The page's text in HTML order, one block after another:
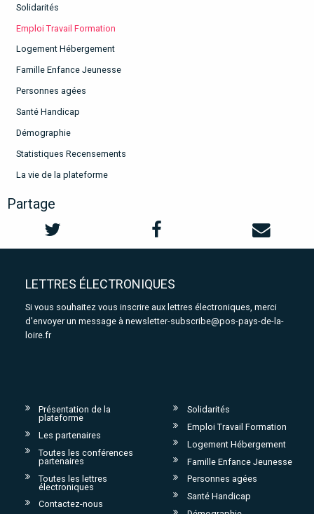
Solidarités
Emploi Travail Formation
Logement Hébergement
Famille Enfance Jeunesse
Personnes agées
Santé Handicap
Démographie
Statistiques Recensements
La vie de la plateforme
Partage
LETTRES ÉLECTRONIQUES
Si vous souhaitez vous inscrire aux lettres électroniques, merci
d'envoyer un message à newsletter-subscribe@pos-pays-de-la-
loire.fr
Présentation de la
plateforme
Les partenaires
Toutes les conférences
partenaires
Toutes les lettres
électroniques
Contactez-nous
Solidarités
Emploi Travail Formation
Logement Hébergement
Famille Enfance Jeunesse
Personnes agées
Santé Handicap